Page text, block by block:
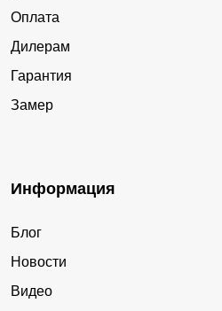
Оплата
Дилерам
Гарантия
Замер
Информация
Блог
Новости
Видео